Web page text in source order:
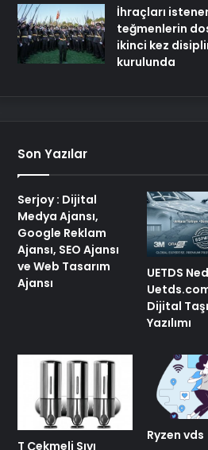
İhraçları
teğmenlerin
ikinci kez
kurulunda
Son Yazılar
Serjoy : Dijital
Medya Ajansı,
Google Reklam
Ajansı, SEO Ajansı
ve Web Tasarım
Ajansı
UETDS
Uetds.com
Dijital
Yazılımı
T Çekmeli Sıvı
Ryzen vds